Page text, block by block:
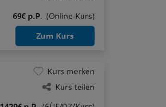
69€ p.P.
(Online-Kurs)
Zum Kurs
Kurs merken
Kurs teilen
1429€ p.P.
(6ÜF/DZ/Kurs)